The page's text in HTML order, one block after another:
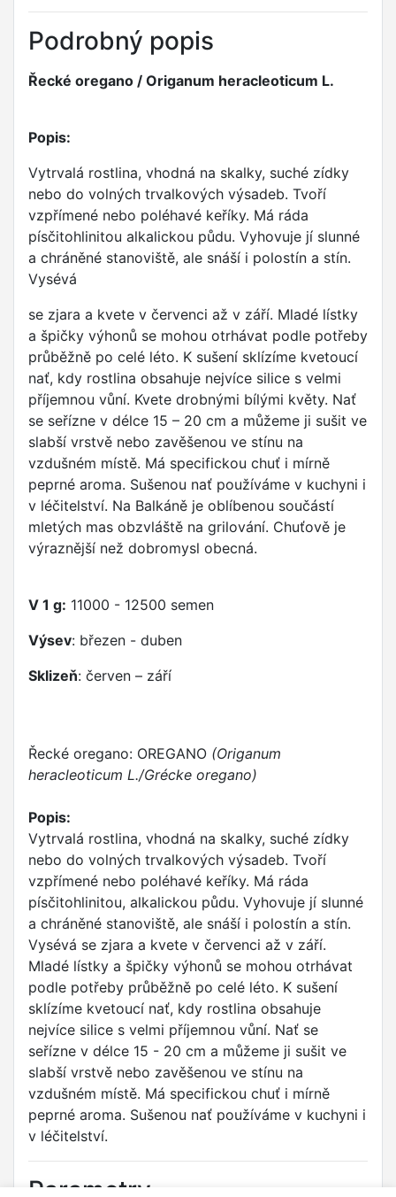
Podrobný popis
Řecké oregano / Origanum heracleoticum L.
Popis:
Vytrvalá rostlina, vhodná na skalky, suché zídky
nebo do volných trvalkových výsadeb. Tvoří
vzpřímené nebo poléhavé keříky. Má ráda
písčitohlinitou alkalickou půdu. Vyhovuje jí slunné
a chráněné stanoviště, ale snáší i polostín a stín.
Vysévá
se zjara a kvete v červenci až v září. Mladé lístky
a špičky výhonů se mohou otrhávat podle potřeby
průběžně po celé léto. K sušení sklízíme kvetoucí
nať, kdy rostlina obsahuje nejvíce silice s velmi
příjemnou vůní. Kvete drobnými bílými květy. Nať
se seřízne v délce 15 – 20 cm a můžeme ji sušit ve
slabší vrstvě nebo zavěšenou ve stínu na
vzdušném místě. Má specifickou chuť i mírně
peprné aroma. Sušenou nať používáme v kuchyni i
v léčitelství. Na Balkáně je oblíbenou součástí
mletých mas obzvláště na grilování. Chuťově je
výraznější než dobromysl obecná.
V 1 g: 11000 - 12500 semen
Výsev: březen - duben
Sklizeň: červen – září
Řecké oregano: OREGANO (Origanum
heracleoticum L./Grécke oregano)
Popis:
Vytrvalá rostlina, vhodná na skalky, suché zídky
nebo do volných trvalkových výsadeb. Tvoří
vzpřímené nebo poléhavé keříky. Má ráda
písčitohlinitou, alkalickou půdu. Vyhovuje jí slunné
a chráněné stanoviště, ale snáší i polostín a stín.
Vysévá se zjara a kvete v červenci až v září.
Mladé lístky a špičky výhonů se mohou otrhávat
podle potřeby průběžně po celé léto. K sušení
sklízíme kvetoucí nať, kdy rostlina obsahuje
nejvíce silice s velmi příjemnou vůní. Nať se
seřízne v délce 15 - 20 cm a můžeme ji sušit ve
slabší vrstvě nebo zavěšenou ve stínu na
vzdušném místě. Má specifickou chuť i mírně
peprné aroma. Sušenou nať používáme v kuchyni i
v léčitelství.
Parametry